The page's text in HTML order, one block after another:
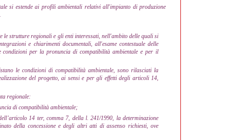
si estende ai profili ambientali relativi all'impianto di produzione
strutture regionali e gli enti interessati, nell'ambito delle quali si
e chiarimenti documentali, all'esame contestuale delle
condizioni per la pronuncia di compatibilità ambientale e per il
le condizioni di compatibilità ambientale, sono rilasciati la
del progetto, ai sensi e per gli effetti degli articoli 14,
regionale:
di compatibilità ambientale;
14 ter, comma 7, della l. 241/1990, la determinazione
della concessione e degli altri atti di assenso richiesti, ove